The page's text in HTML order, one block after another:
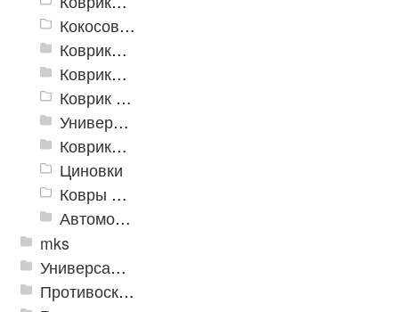
Кокосовые коврики
Коврики для ванн
Коврики и дорожки пористые (Лапша)
Коврик флокированный
Универсальные коврики
Коврики хлопковые
Циновки
Ковры для детской
Автомобильные коврики
mks
Универсальные модульные покрытия
Противоскользящая защита для лестниц, профили, ленты